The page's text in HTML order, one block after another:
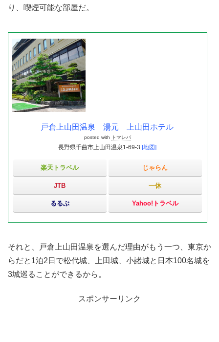
り、喫煙可能な部屋だ。
戸倉上山田温泉 湯元 上山田ホテル
posted with トマレバ
長野県千曲市上山田温泉1-69-3 [地図]
楽天トラベル じゃらん
JTB 一休
るるぶ Yahoo!トラベル
それと、戸倉上山田温泉を選んだ理由がもう一つ、東京か
らだと1泊2日で松代城、上田城、小諸城と日本100名城を
3城巡ることができるから。
スポンサーリンク